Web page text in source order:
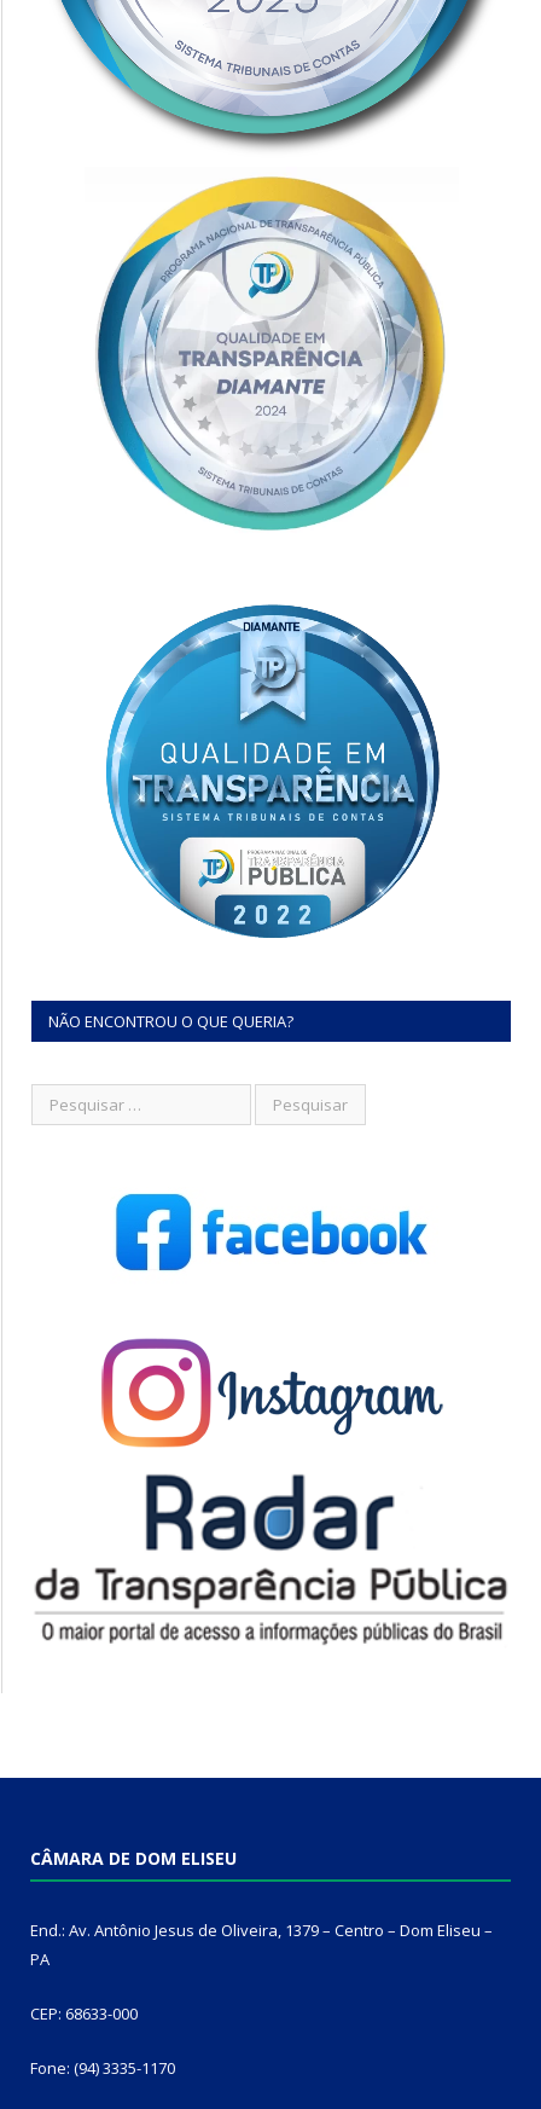
NÃO ENCONTROU O QUE QUERIA?
CÂMARA DE DOM ELISEU
End.: Av. Antônio Jesus de Oliveira, 1379 – Centro – Dom Eliseu –
PA
CEP: 68633-000
Fone: (94) 3335-1170